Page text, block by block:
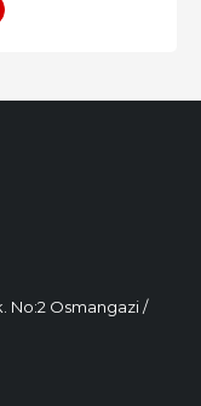
No:2 Osmangazi /